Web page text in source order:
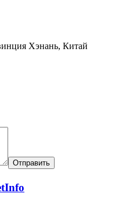
Хэнань, Китай